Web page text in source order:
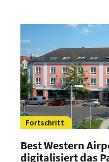
nicht nur für
gesellschaftliches
Fortschritt
Best Western
digitalisiert das